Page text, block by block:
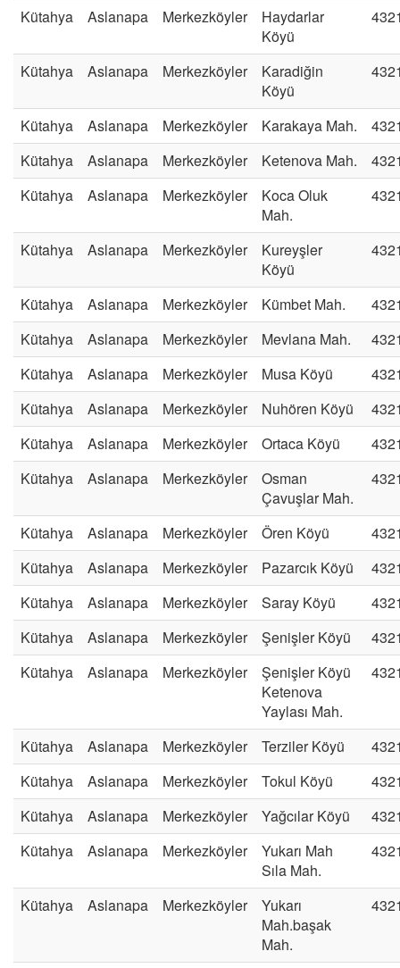
Kütahya Aslanapa Merkezköyler
Haydarlar
Köyü
Kütahya Aslanapa Merkezköyler
Karadiğin
Köyü
Kütahya Aslanapa Merkezköyler Karakaya Mah.
Kütahya
Aslanapa Merkezköyler Ketenova Mah.
Kütahya
Aslanapa Merkezköyler
Koca Oluk
Mah.
Kütahya Aslanapa Merkezköyler
Kureyşler
Köyü
Kütahya Aslanapa Merkezköyler Kümbet Mah.
Kütahya
Aslanapa Merkezköyler Mevlana Mah.
Kütahya
Aslanapa Merkezköyler Musa Köyü
Kütahya
Aslanapa Merkezköyler Nuhören Köyü
Kütahya
Aslanapa Merkezköyler Ortaca Köyü
Kütahya
Aslanapa Merkezköyler
Osman
Çavuşlar Mah.
Kütahya Aslanapa Merkezköyler Ören Köyü
Kütahya
Aslanapa Merkezköyler Pazarcık Köyü
Kütahya
Aslanapa Merkezköyler Saray Köyü
Kütahya
Aslanapa Merkezköyler Şenişler Köyü
Kütahya
Aslanapa Merkezköyler
Şenişler Köyü
Ketenova
Yaylası Mah.
Kütahya Aslanapa Merkezköyler Terziler Köyü
Kütahya
Aslanapa Merkezköyler Tokul Köyü
Kütahya
Aslanapa Merkezköyler Yağcılar Köyü
Kütahya
Aslanapa Merkezköyler
Yukarı Mah
Sıla Mah.
Kütahya Aslanapa Merkezköyler
Yukarı
Mah.başak
Mah.